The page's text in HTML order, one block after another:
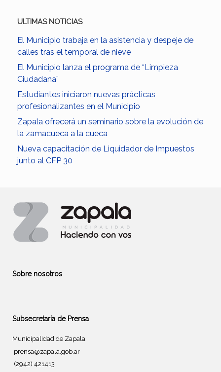
ULTIMAS NOTICIAS
El Municipio trabaja en la asistencia y despeje de
calles tras el temporal de nieve
El Municipio lanza el programa de “Limpieza
Ciudadana”
Estudiantes iniciaron nuevas prácticas
profesionalizantes en el Municipio
Zapala ofrecerá un seminario sobre la evolución de
la zamacueca a la cueca
Nueva capacitación de Liquidador de Impuestos
junto al CFP 30
Sobre nosotros
Subsecretaría de Prensa
Municipalidad de Zapala
prensa@zapala.gob.ar
(2942) 421413